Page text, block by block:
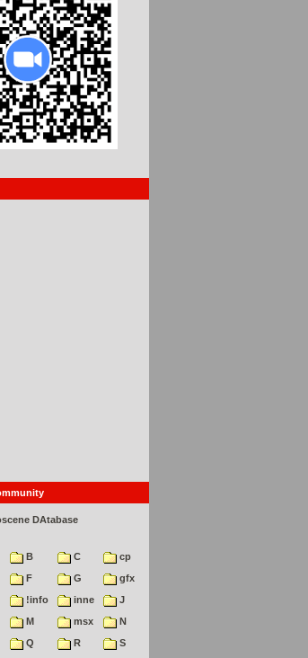
DAtabase
B C
cp
F G
gfx
!info inne
J
M msx
N
Q R
S